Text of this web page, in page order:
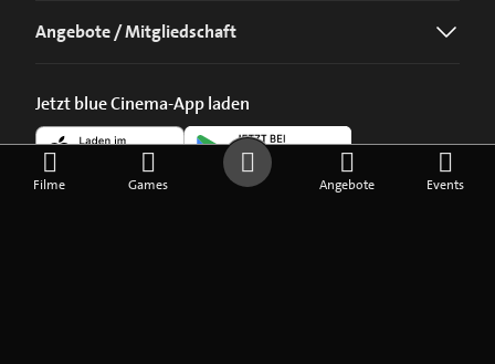
Angebote / Mitgliedschaft
Jetzt blue Cinema-App laden
Filme Games Angebote Events